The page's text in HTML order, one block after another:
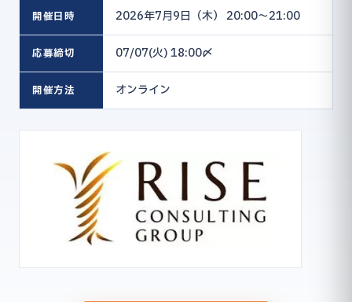
開催日時 2026年7月9日（木） 20:00〜21:00
応募締切 07/07(火) 18:00〆
開催方法 オンライン